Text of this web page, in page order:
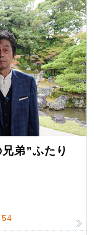
弟”ふたり
54